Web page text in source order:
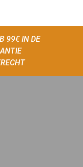
99€ IN DE